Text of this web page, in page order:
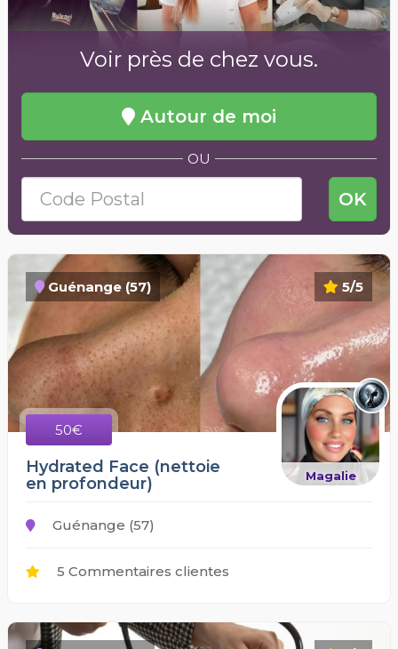
Voir près de chez vous.
Autour de moi
OU
OK
5/5
Guénange (57)
50€
Magalie
Hydrated Face (nettoie
en profondeur)
Guénange (57)
5 Commentaires clientes